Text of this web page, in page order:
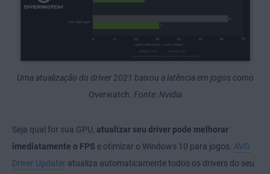
Uma atualização do driver 2021 baixou a latência em jogos como
Overwatch . Fonte: Nvidia
Seja qual for sua GPU, atualizar seu driver pode melhorar
imediatamente o FPS e otimizar o Windows 10 para jogos. AVG
Driver Updater atualiza automaticamente todos os drivers do seu